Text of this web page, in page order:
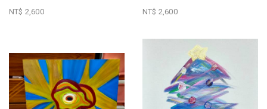
NT$ 2,600 NT$ 2,600